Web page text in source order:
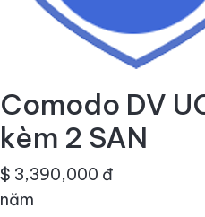
Comodo DV
kèm 2 SAN
$ 3,390,000 đ
năm